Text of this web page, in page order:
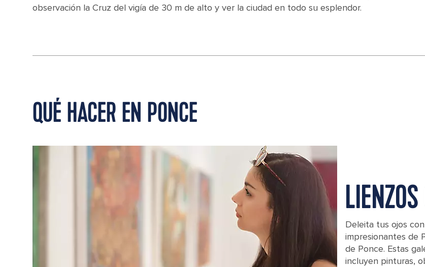
observación la Cruz del vigía de 30 m de alto y ver la ciudad en todo su esplendor.
QUÉ HACER EN PONCE
Deleita tus ojos
impresionantes de
de Ponce. Estas
incluyen pinturas,